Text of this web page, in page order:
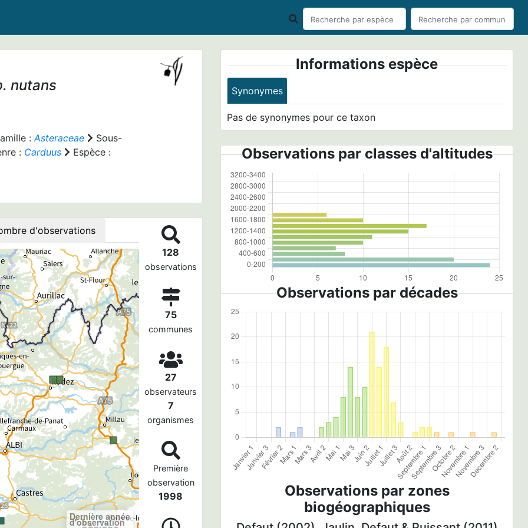
nutans
:Asteraceae
Sous-
: Carduus Espèce :
d'observations
Dernière année
d'observation
128
observations
75
communes
27
observateurs
7
organismes
Première
observation
1998
Informations espèce
Synonymes
Pas de synonymes pour ce taxon
Observations par classes d'altitudes
Observations par décades
Observations par zones
biogéographiques